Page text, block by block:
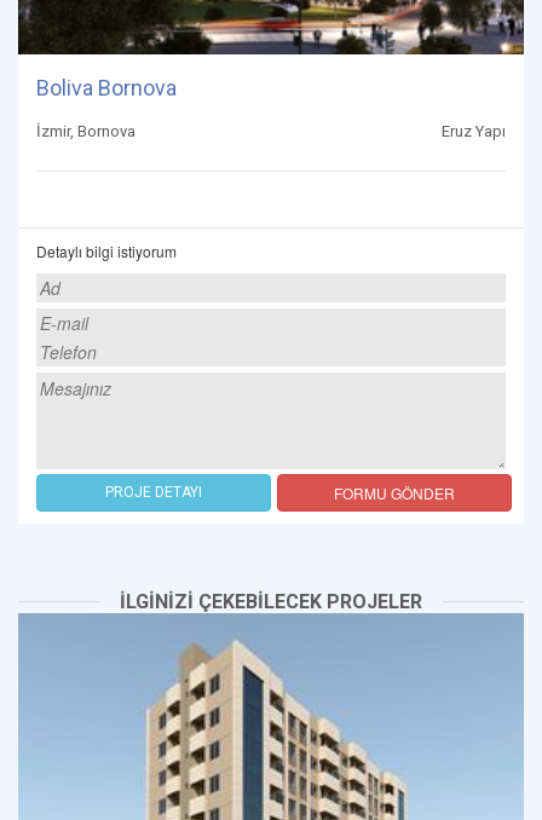
Boliva Bornova
İzmir, Bornova Eruz Yapı
Detaylı bilgi istiyorum
PROJE DETAYI FORMU GÖNDER
İLGİNİZİ ÇEKEBİLECEK PROJELER